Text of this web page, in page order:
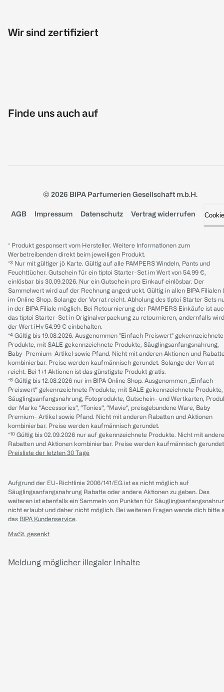
Wir sind zertifiziert
Finde uns auch auf
© 2026 BIPA Parfumerien Gesellschaft m.b.H.
AGB Impressum Datenschutz Vertrag widerrufen
* Produkt gesponsert vom Hersteller. Weitere Informationen zum
Werbetreibenden direkt beim jeweiligen Produkt.
*³ Nur mit gültiger jö Karte. Gültig auf alle PAMPERS Windeln, Pants und
Feuchttücher. Gutschein für ein tiptoi Starter-Set im Wert von 54.99 €,
einlösbar bis 30.09.2026. Nur ein Gutschein pro Einkauf einlösbar. Der
Sammelwert wird auf der Rechnung angedruckt. Gültig in allen BIPA Filialen
im Online Shop. Solange der Vorrat reicht. Abholung des tiptoi Starter Sets
in der BIPA Filiale möglich. Bei Retournierung der PAMPERS Einkäufe ist
das tiptoi Starter-Set in Originalverpackung zu retournieren, andernfalls wird
der Wert iHv 54.99 € einbehalten.
*⁴ Gültig bis 19.08.2026. Ausgenommen "Einfach Preiswert" gekennzeichnete
Produkte, mit SALE gekennzeichnete Produkte, Säuglingsanfangsnahrung,
Baby-Premium-Artikel sowie Pfand. Nicht mit anderen Aktionen und
kombinierbar. Preise werden kaufmännisch gerundet. Solange der Vorrat
reicht. Bei 1+1 Aktionen ist das günstigste Produkt gratis.
*⁸ Gültig bis 12.08.2026 nur im BIPA Online Shop. Ausgenommen „Einfach
Preiswert“ gekennzeichnete Produkte, mit SALE gekennzeichnete Produkte,
Säuglingsanfangsnahrung, Fotoprodukte, Gutschein- und Wertkarten,
der Marke “Accessories“, “Tonies“, “Mavie“, preisgebundene Ware, Baby
Premium- Artikel sowie Pfand. Nicht mit anderen Rabatten und Aktionen
kombinierbar. Preise werden kaufmännisch gerundet.
*¹⁰ Gültig bis 02.09.2026 nur auf gekennzeichnete Produkte. Nicht mit
Rabatten und Aktionen kombinierbar. Preise werden kaufmännisch
Preisliste der letzten 30 Tage
Aufgrund der EU-Richtlinie 2006/141/EG ist es nicht möglich auf
Säuglingsanfangsnahrung Rabatte oder andere Aktionen zu geben. Des
weiteren ist ebenfalls ein Sammeln von Punkten für
nicht erlaubt und daher nicht möglich. Bei weiteren Fragen wende dich bitte
das BIPA Kundenservice.
MwSt. gesenkt
Meldung möglicher illegaler Inhalte